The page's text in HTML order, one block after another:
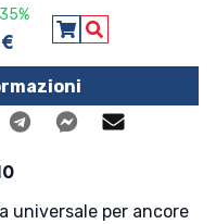
Aggiungi al
Vedi Dettagli
TelegramFacebook
universale per ancore